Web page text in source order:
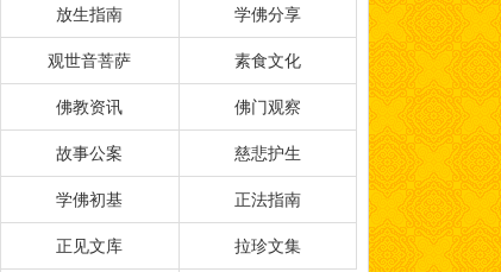
放生指南 学佛分享
观世音菩萨 素食文化
佛教资讯 佛门观察
故事公案 慈悲护生
学佛初基 正法指南
正见文库 拉珍文集